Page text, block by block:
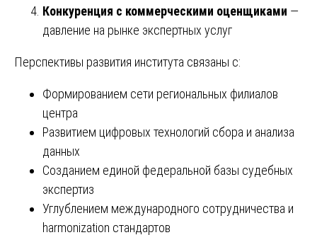
Конкуренция с коммерческими оценщиками —
давление на рынке экспертных услуг
Перспективы развития института связаны с:
Формированием сети региональных филиалов
центра
Развитием цифровых технологий сбора и анализа
данных
Созданием единой федеральной базы судебных
экспертиз
Углублением международного сотрудничества и
harmonization стандартов